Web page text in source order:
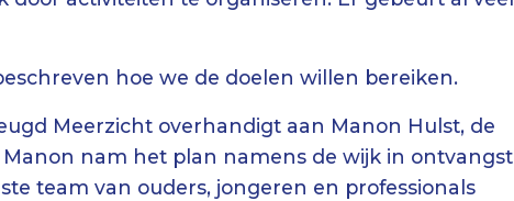
hoe we de doelen willen bereiken.
Meerzicht overhandigt aan Manon Hulst, de
nam het plan namens de wijk in ontvangst
team van ouders, jongeren en professionals